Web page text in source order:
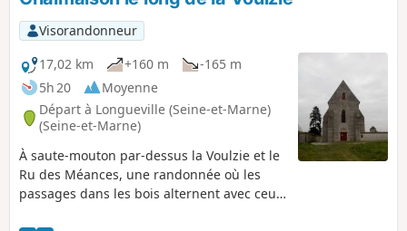
Visorandonneur
17,02 km
+160 m
-165 m
5h 20
Moyenne
Départ à Longueville (Seine-et-Marne)
(Seine-et-Marne)
À saute-mouton par-dessus la Voulzie et le
Ru des Méances, une randonnée où les
passages dans les bois alternent avec ceux